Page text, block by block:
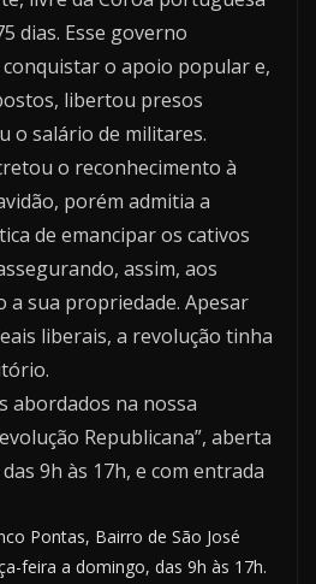
dias. Esse governo
o apoio popular e,
libertou presos
o salário de militares.
o reconhecimento à
porém admitia a
de emancipar os cativos
assim, aos
a sua propriedade. Apesar
liberais, a revolução tinha
abordados na nossa
Republicana”, aberta
9h às 17h, e com entrada
Pontas, Bairro de São José
feira a domingo, das 9h às 17h.